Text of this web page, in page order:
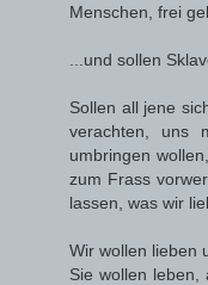
Menschen, frei
...und sollen
Sollen all jene
verachten, uns
umbringen
zum Frass
lassen, was wir
Wir wollen lieben
Sie wollen